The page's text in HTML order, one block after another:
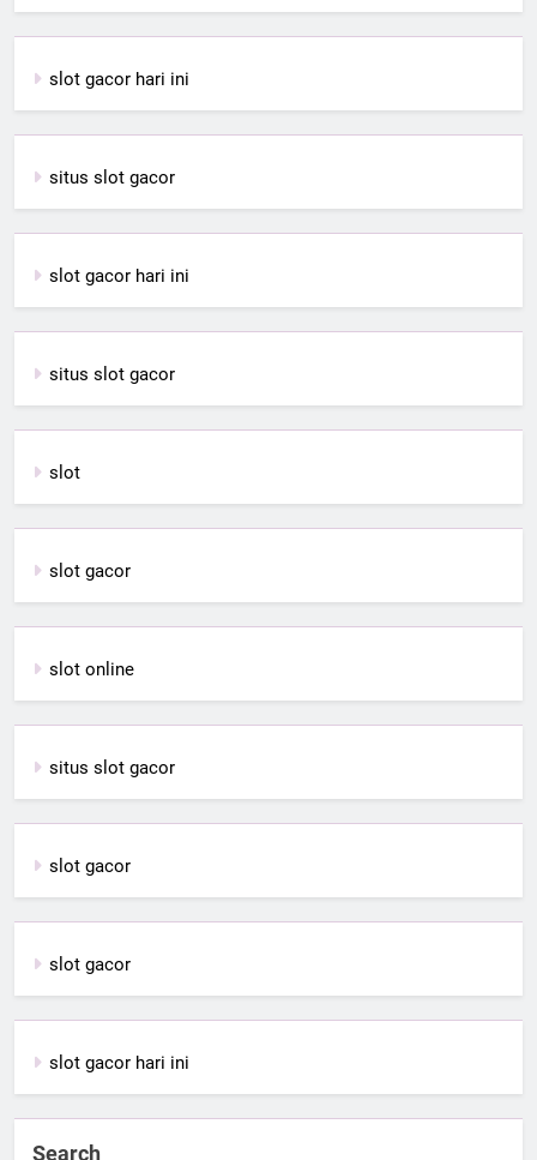
slot gacor hari ini
situs slot gacor
slot gacor hari ini
situs slot gacor
slot
slot gacor
slot online
situs slot gacor
slot gacor
slot gacor
slot gacor hari ini
Search